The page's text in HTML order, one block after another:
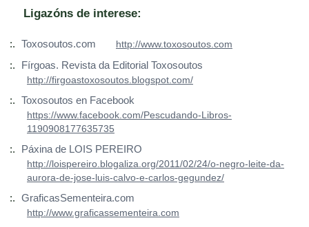
Ligazóns de interese:
:. Toxosoutos.com
http://www.toxosoutos.com
:.
Fírgoas. Revista da Editorial Toxosoutos
http://firgoastoxosoutos.blogspot.com/
:.
Toxosoutos en Facebook
https://www.facebook.com/Pescudando-Libros-
1190908177635735
:.
Páxina de LOIS PEREIRO
http://loispereiro.blogaliza.org/2011/02/24/o-negro-leite-da-
aurora-de-jose-luis-calvo-e-carlos-gegundez/
:.
GraficasSementeira.com
http://www.graficassementeira.com